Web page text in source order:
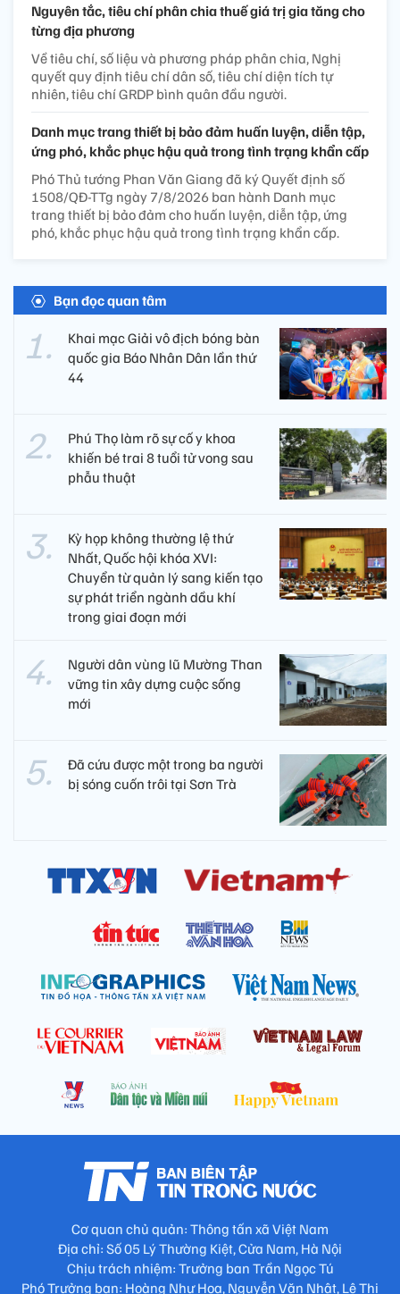
Nguyên tắc, tiêu chí phân chia thuế giá trị gia tăng cho
từng địa phương
Về tiêu chí, số liệu và phương pháp phân chia, Nghị
quyết quy định tiêu chí dân số, tiêu chí diện tích tự
nhiên, tiêu chí GRDP bình quân đầu người.
Danh mục trang thiết bị bảo đảm huấn luyện, diễn tập,
ứng phó, khắc phục hậu quả trong tình trạng khẩn cấp
Phó Thủ tướng Phan Văn Giang đã ký Quyết định số
1508/QĐ-TTg ngày 7/8/2026 ban hành Danh mục
trang thiết bị bảo đảm cho huấn luyện, diễn tập, ứng
phó, khắc phục hậu quả trong tình trạng khẩn cấp.
Bạn đọc quan tâm
Khai mạc Giải vô địch bóng bàn
quốc gia Báo Nhân Dân lần thứ
44
Phú Thọ làm rõ sự cố y khoa
khiến bé trai 8 tuổi tử vong sau
phẫu thuật
Kỳ họp không thường lệ thứ
Nhất, Quốc hội khóa XVI:
Chuyển từ quản lý sang kiến tạo
sự phát triển ngành dầu khí
trong giai đoạn mới
Người dân vùng lũ Mường Than
vững tin xây dựng cuộc sống
mới
Đã cứu được một trong ba người
bị sóng cuốn trôi tại Sơn Trà
Cơ quan chủ quản: Thông tấn xã Việt Nam
Địa chỉ: Số 05 Lý Thường Kiệt, Cửa Nam, Hà Nội
Chịu trách nhiệm: Trưởng ban Trần Ngọc Tú
Phó Trưởng ban: Hoàng Như Hoa, Nguyễn Văn Nhật, Lê Thị